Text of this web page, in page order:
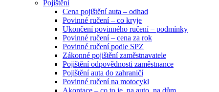
Pojištění
Cena pojištění auta – odhad
Povinné ručení – co kryje
Ukončení povinného ručení – podmínky
Povinné ručení – cena za rok
Povinné ručení podle SPZ
Zákonné pojištění zaměstnavatele
Pojištění odpovědnosti zaměstnance
Pojištění auta do zahraničí
Povinné ručení na motocykl